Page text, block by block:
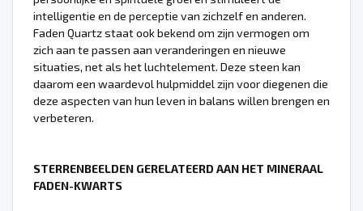
intelligentie en de perceptie van zichzelf en anderen.
Faden Quartz staat ook bekend om zijn vermogen om
zich aan te passen aan veranderingen en nieuwe
situaties, net als het luchtelement. Deze steen kan
daarom een waardevol hulpmiddel zijn voor diegenen die
deze aspecten van hun leven in balans willen brengen en
verbeteren.
STERRENBEELDEN GERELATEERD AAN HET MINERAAL
FADEN-KWARTS